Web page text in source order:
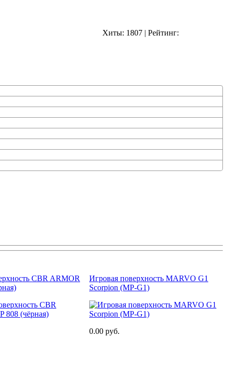
Хиты: 1807 | Рейтинг:
CBR ARMOR
Игровая поверхность MARVO G1
Scorpion (MP-G1)
0.00 руб.